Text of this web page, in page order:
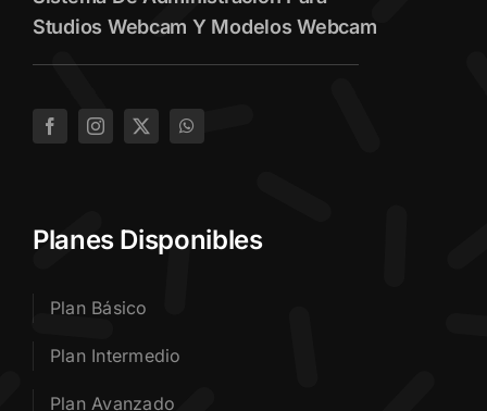
Studios Webcam Y Modelos Webcam
Planes Disponibles
Plan Básico
Plan Intermedio
Plan Avanzado